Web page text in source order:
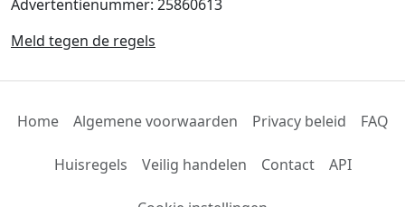
Advertentienummer: 25860613
Meld tegen de regels
Home Algemene voorwaarden Privacy beleid FAQ
Huisregels Veilig handelen Contact API